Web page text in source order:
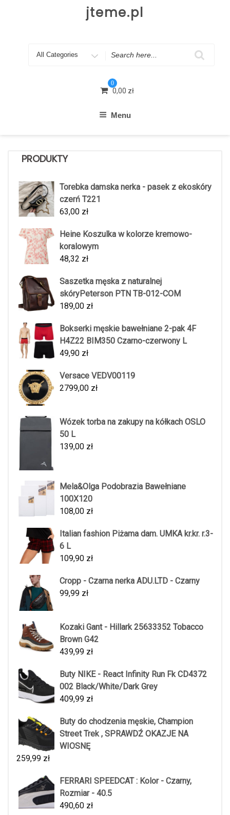
jteme.pl
Search
0
0,00 zł
Menu
PRODUKTY
Torebka damska nerka - pasek z ekoskóry
czerń T221
63,00 zł
Heine Koszulka w kolorze kremowo-
koralowym
48,32 zł
Saszetka męska z naturalnej
skóryPeterson PTN TB-012-COM
189,00 zł
Bokserki męskie bawełniane 2-pak 4F
H4Z22 BIM350 Czarno-czerwony L
49,90 zł
Versace VEDV00119
2799,00 zł
Wózek torba na zakupy na kółkach OSLO
50 L
139,00 zł
Mela&Olga Podobrazia Bawełniane
100X120
108,00 zł
Italian fashion Piżama dam. UMKA kr.kr. r.3-
6 L
109,90 zł
Cropp - Czarna nerka ADU.LTD - Czarny
99,99 zł
Kozaki Gant - Hillark 25633352 Tobacco
Brown G42
439,99 zł
Buty NIKE - React Infinity Run Fk CD4372
002 Black/White/Dark Grey
409,99 zł
Buty do chodzenia męskie, Champion
Street Trek , SPRAWDŹ OKAZJE NA
WIOSNĘ
259,99 zł
FERRARI SPEEDCAT : Kolor - Czarny,
Rozmiar - 40.5
490,60 zł